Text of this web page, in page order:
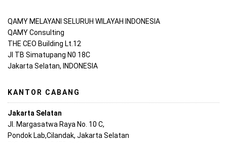
QAMY MELAYANI SELURUH WILAYAH INDONESIA
QAMY Consulting
THE CEO Building Lt.12
Jl TB Simatupang N0 18C
Jakarta Selatan, INDONESIA
KANTOR CABANG
Jakarta Selatan
Jl. Margasatwa Raya No. 10 C,
Pondok Lab,Cilandak, Jakarta Selatan